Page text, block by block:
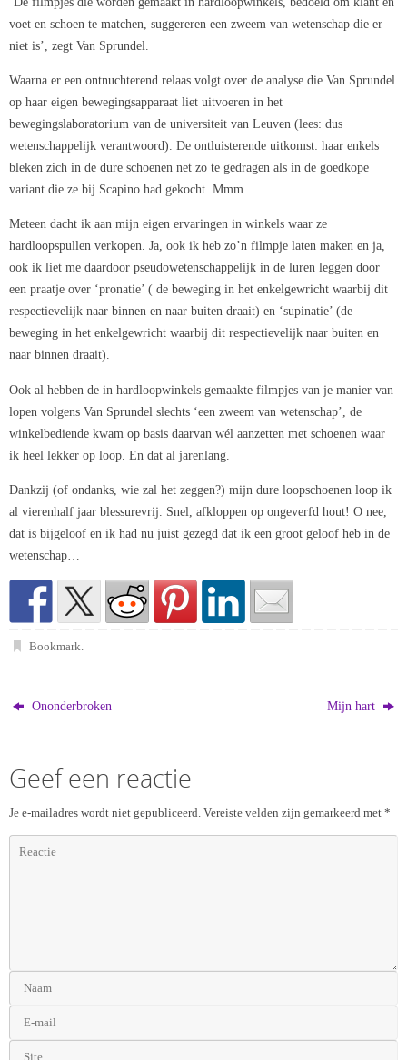
voet en schoen te matchen, suggereren een zweem van wetenschap die er
niet is’, zegt Van Sprundel.
Waarna er een ontnuchterend relaas volgt over de analyse die Van Sprundel
op haar eigen bewegingsapparaat liet uitvoeren in het
bewegingslaboratorium van de universiteit van Leuven (lees: dus
wetenschappelijk verantwoord). De ontluisterende uitkomst: haar enkels
bleken zich in de dure schoenen net zo te gedragen als in de goedkope
variant die ze bij Scapino had gekocht. Mmm…
Meteen dacht ik aan mijn eigen ervaringen in winkels waar ze
hardloopspullen verkopen. Ja, ook ik heb zo’n filmpje laten maken en ja,
ook ik liet me daardoor pseudowetenschappelijk in de luren leggen door
een praatje over ‘pronatie’ ( de beweging in het enkelgewricht waarbij dit
respectievelijk naar binnen en naar buiten draait) en ‘supinatie’ (de
beweging in het enkelgewricht waarbij dit respectievelijk naar buiten en
naar binnen draait).
Ook al hebben de in hardloopwinkels gemaakte filmpjes van je manier van
lopen volgens Van Sprundel slechts ‘een zweem van wetenschap’, de
winkelbediende kwam op basis daarvan wél aanzetten met schoenen waar
ik heel lekker op loop. En dat al jarenlang.
Dankzij (of ondanks, wie zal het zeggen?) mijn dure loopschoenen loop ik
al vierenhalf jaar blessurevrij. Snel, afkloppen op ongeverfd hout! O nee,
dat is bijgeloof en ik had nu juist gezegd dat ik een groot geloof heb in de
wetenschap…
Bookmark.
Ononderbroken Mijn hart
Geef een reactie
Je e-mailadres wordt niet gepubliceerd. Vereiste velden zijn gemarkeerd met *